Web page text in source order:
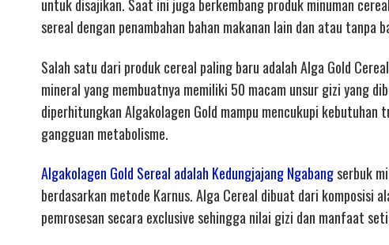
untuk disajikan. Saat ini juga berkembang produk minuman
sereal dengan penambahan bahan makanan lain dan atau tanpa
Salah satu dari produk cereal paling baru adalah Alga Gold
mineral yang membuatnya memiliki 50 macam unsur gizi yang
diperhitungkan Algakolagen Gold mampu mencukupi
gangguan metabolisme.
Algakolagen Gold Sereal adalah Kedungjajang Ngabangserbuk
berdasarkan metode Karnus. Alga Cereal dibuat dari
pemrosesan secara exclusive sehingga nilai gizi dan manfaat